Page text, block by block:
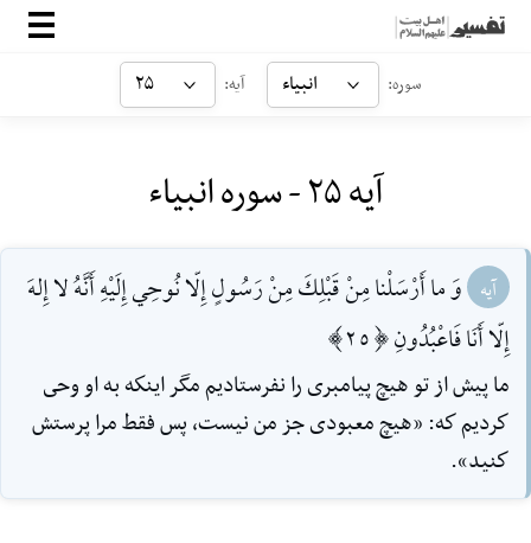
صفحه‌اصلی
سوره: انبیاء آیه: ۲۵
آیه ۲۵ - سوره انبیاء
آیه وَ ما أَرْسَلْنا مِنْ قَبْلِكَ مِنْ رَسُولٍ إِلّا نُوحِي إِلَيْهِ أَنَّهُ لا إِلهَ
إِلّا أَنَا فَاعْبُدُونِ [25]
ما پيش از تو هيچ پيامبرى را نفرستاديم مگر اينكه به او وحى
كرديم كه: «هيچ معبودى جز من نيست، پس فقط مرا پرستش
كنيد».